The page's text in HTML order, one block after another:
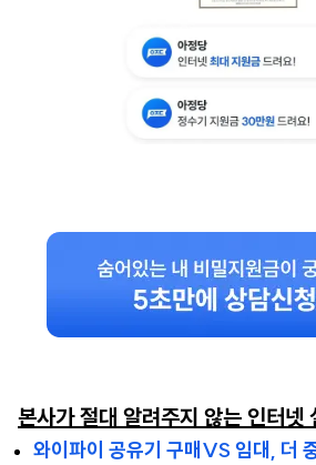
본사가 절대 알려주지 않는 인터넷
와이파이 공유기 구매VS 임대, 더